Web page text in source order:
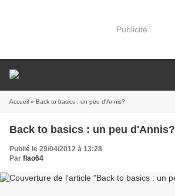
Publicité
Accueil » Back to basics : un peu d'Annis?
Back to basics : un peu d'Annis?
Publié le 29/04/2012 à 13:28
Par flao64